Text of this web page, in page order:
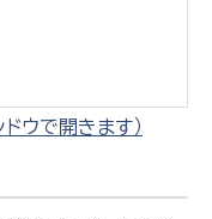
ウで開きます）